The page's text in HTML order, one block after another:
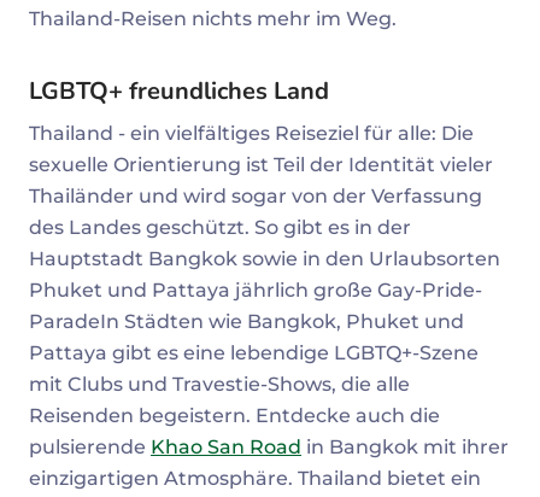
Thailand-Reisen nichts mehr im Weg.
LGBTQ+ freundliches Land
Thailand - ein vielfältiges Reiseziel für alle: Die
sexuelle Orientierung ist Teil der Identität vieler
Thailänder und wird sogar von der Verfassung
des Landes geschützt. So gibt es in der
Hauptstadt Bangkok sowie in den Urlaubsorten
Phuket und Pattaya jährlich große Gay-Pride-
ParadeIn Städten wie Bangkok, Phuket und
Pattaya gibt es eine lebendige LGBTQ+-Szene
mit Clubs und Travestie-Shows, die alle
Reisenden begeistern. Entdecke auch die
pulsierende Khao San Road in Bangkok mit ihrer
einzigartigen Atmosphäre. Thailand bietet ein